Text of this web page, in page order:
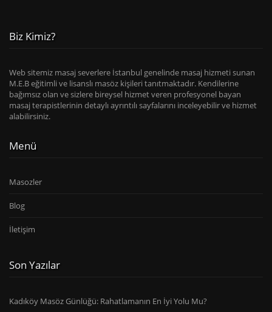
Biz Kimiz?
Web sitemiz masaj severlere İstanbul genelinde masaj hizmeti sunan
M.E.B eğitimli ve lisanslı masöz kişileri tanıtmaktadır. Kendilerine
bağımsız olan ve sizlere bireysel hizmet veren profesyonel bayan
masaj terapistlerinin detaylı ayrıntılı sayfalarını inceleyebilir ve hizmet
alabilirsiniz.
Menü
Masozler
Blog
İletişim
Son Yazılar
Kadıköy Masöz Günlüğü: Rahatlamanın En İyi Yolu Mu?